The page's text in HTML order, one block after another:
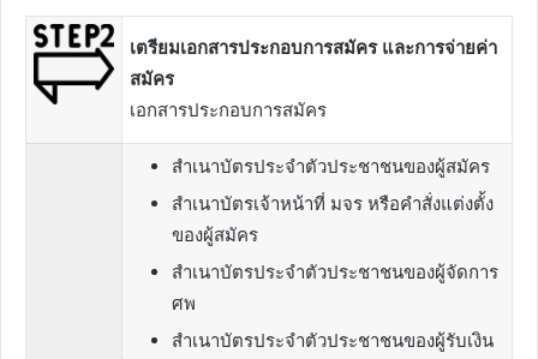
เตรียมเอกสารประกอบการสมัคร และการจ่ายค่า
สมัคร
เอกสารประกอบการสมัคร
สำเนาบัตรประจำตัวประชาชนของผู้สมัคร
สำเนาบัตรเจ้าหน้าที่ มจร หรือคำสั่งแต่งตั้ง
ของผู้สมัคร
สำเนาบัตรประจำตัวประชาชนของผู้จัดการ
ศพ
สำเนาบัตรประจำตัวประชาชนของผู้รับเงิน